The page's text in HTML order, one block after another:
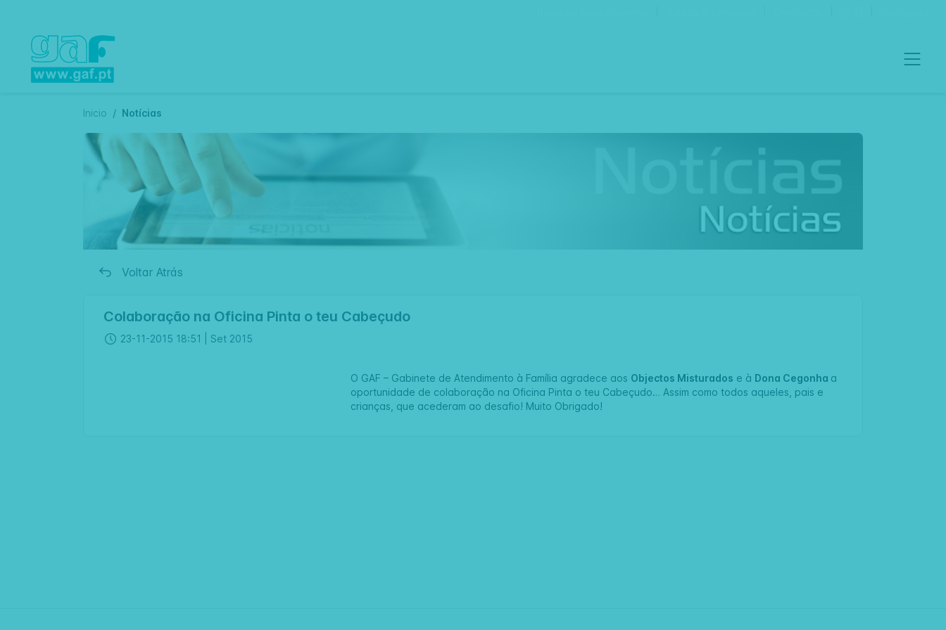
Inicio Notícias
Voltar Atrás
Colaboração na Oficina Pinta o teu Cabeçudo
23-11-2015 18:51 | Set 2015
O GAF – Gabinete de Atendimento à Família agradece aos Objectos Misturados e à Dona Cegonha a
oportunidade de colaboração na Oficina Pinta o teu Cabeçudo… Assim como todos aqueles, pais e
crianças, que acederam ao desafio! Muito Obrigado!